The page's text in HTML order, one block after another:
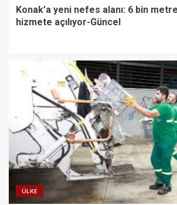
Konak’a yeni nefes alanı: 6 bin
hizmete açılıyor-Güncel
ÜLKE